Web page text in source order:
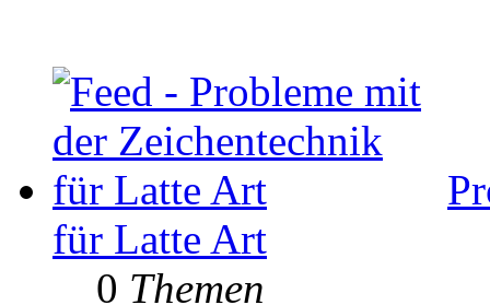
für Latte Art
0 Themen